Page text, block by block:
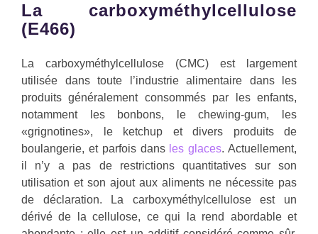
La carboxyméthylcellulose
(E466)
La carboxyméthylcellulose (CMC) est largement
utilisée dans toute l’industrie alimentaire dans les
produits généralement consommés par les enfants,
notamment les bonbons, le chewing-gum, les
«grignotines», le ketchup et divers produits de
boulangerie, et parfois dans les glaces. Actuellement,
il n’y a pas de restrictions quantitatives sur son
utilisation et son ajout aux aliments ne nécessite pas
de déclaration. La carboxyméthylcellulose est un
dérivé de la cellulose, ce qui la rend abordable et